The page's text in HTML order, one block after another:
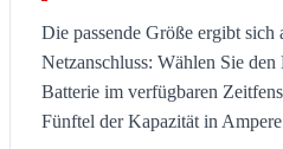
Die passende Größe ergibt sich
Netzanschluss: Wählen Sie den
Batterie im verfügbaren
Fünftel der Kapazität in